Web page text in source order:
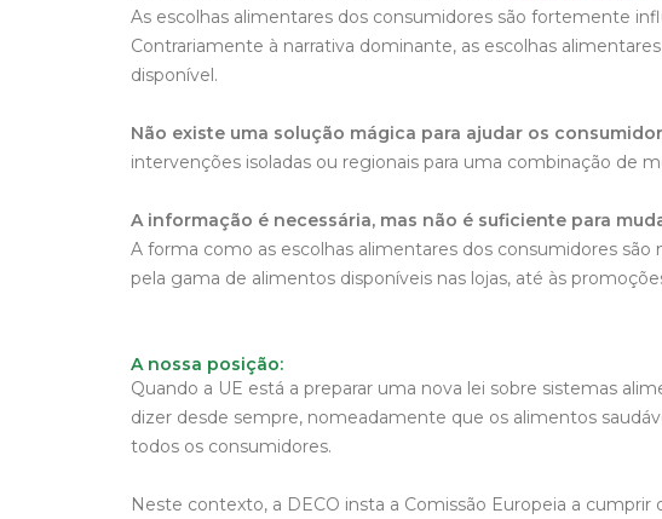
As escolhas alimentares dos consumidores são fortemente
Contrariamente à narrativa dominante, as escolhas
disponível.
Não existe uma solução mágica para ajudar os
intervenções isoladas ou regionais para uma combinação de
A informação é necessária, mas não é suficiente para
A forma como as escolhas alimentares dos consumidores
pela gama de alimentos disponíveis nas lojas, até às
A nossa posição:
Quando a UE está a preparar uma nova lei sobre sistemas
dizer desde sempre, nomeadamente que os alimentos
todos os consumidores.
Neste contexto, a DECO insta a Comissão Europeia a